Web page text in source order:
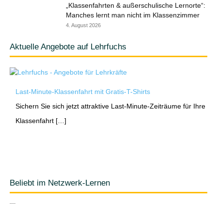
„Klassenfahrten & außerschulische Lernorte“:
Manches lernt man nicht im Klassenzimmer
4. August 2026
Aktuelle Angebote auf Lehrfuchs
Last-Minute-Klassenfahrt mit Gratis-T-Shirts
Sichern Sie sich jetzt attraktive Last-Minute-Zeiträume für Ihre
Klassenfahrt […]
Beliebt im Netzwerk-Lernen